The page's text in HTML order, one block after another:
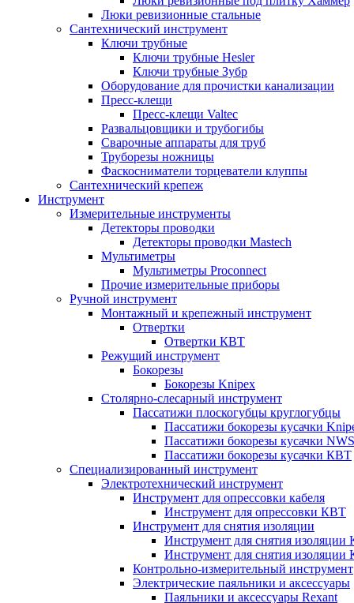
Люки ревизионные стальные
Сантехнический инструмент
Ключи трубные
Ключи трубные Hesler
Ключи трубные Зубр
Оборудование для прочистки канализации
Пресс-клещи
Пресс-клещи Valtec
Развальцовщики и трубогибы
Сварочные аппараты для труб
Труборезы ножницы
Фаскосниматели торцеватели клуппы
Сантехнический крепеж
Инструмент
Измерительные инструменты
Детекторы проводки
Детекторы проводки Mastech
Мультиметры
Мультиметры Proconnect
Прочие измерительные приборы
Ручной инструмент
Монтажный и крепежный инструмент
Отвертки
Отвертки КВТ
Режущий инструмент
Бокорезы
Бокорезы Knipex
Столярно-слесарный инструмент
Пассатижи плоскогубцы круглогубцы
Пассатижи бокорезы кусачки
Пассатижи бокорезы кусачки NWS
Пассатижи бокорезы кусачки КВТ
Специализированный инструмент
Электротехнический инструмент
Инструмент для опрессовки кабеля
Инструмент для опрессовки КВТ
Инструмент для снятия изоляции
Инструмент для снятия изоляции
Инструмент для снятия
Контрольно-измерительный инструмент
Электрические паяльники и аксессуары
Паяльники и аксессуары Rexant